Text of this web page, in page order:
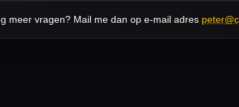
meer vragen? Mail me dan op e-mail adres